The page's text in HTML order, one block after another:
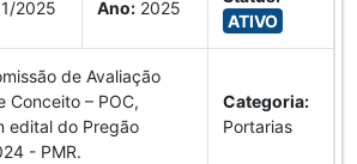
2025 Ano: 2025
ATIVO
de Avaliação
Conceito – POC,
edital do Pregão
- PMR.
Categoria:
Portarias